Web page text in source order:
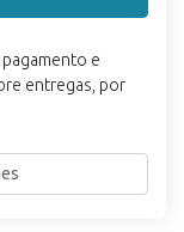
e
entregas, por